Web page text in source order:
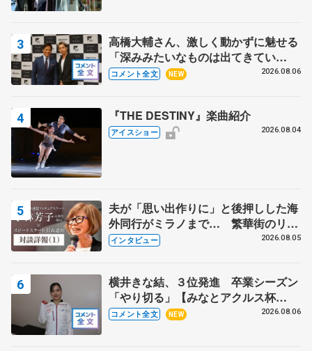
高橋大輔さん、激しく動かずに魅せる
「深みみたいなものは出てきてい
る？」 〝兄さん〟と慕うレジェンド
コメント全文 NEW 2026.08.06
『THE DESTINY』楽曲紹介
アイスショー 2026.08.04
夫が「思い出作りに」と後押しした海
外同行がミラノまで… 繁華街のリン
クでは不良のお兄さんも味方に 小林
インタビュー 2026.08.05
横井きな結、３位発進 卒業シーズン
「やり切る」【みなとアクルス杯
SP】
コメント全文 NEW 2026.08.06